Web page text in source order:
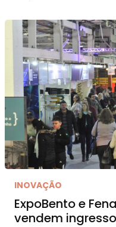
INOVAÇÃO
ExpoBento e
vendem